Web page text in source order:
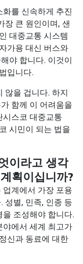
를 신속하게 추진
장 큰 원인이며, 샌
대중교통 시스템
가용 대신 버스와
야 합니다. 이것이
입니다.
않을 겁니다. 하지
함께 이 어려움을
시스코 대중교통
시민이 되는 법을
이라고 생각
획이십니까?
업계에서 가장 포용
성별, 민족, 인종 등
조성해야 합니다.
야에서 세계 최고가
신과 동료에 대한